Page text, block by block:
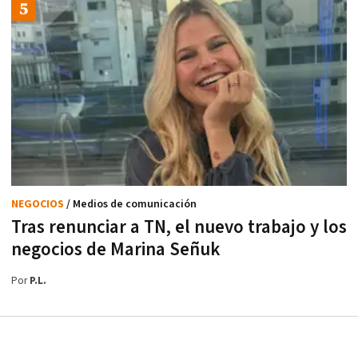
Tras renunciar a TN, el nuevo trabajo y los
negocios de Marina Señuk
NEGOCIOS / Medios de comunicación
PorP.L.